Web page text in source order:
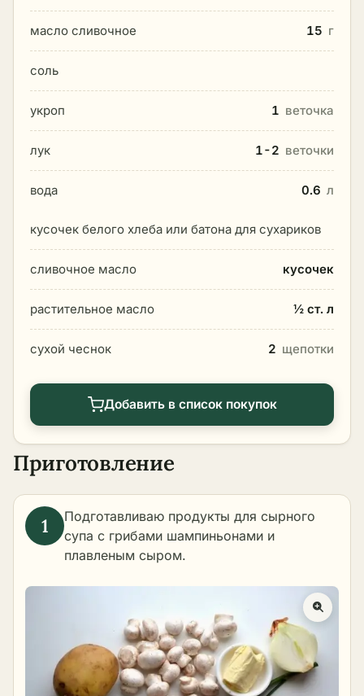
масло сливочное 15 г
соль
укроп 1 веточка
лук 1-2 веточки
вода 0.6 л
кусочек белого хлеба или батона для сухариков
сливочное масло кусочек
растительное масло ½ ст. л
сухой чеснок 2 щепотки
Добавить в список покупок
Приготовление
Подготавливаю продукты для сырного
супа с грибами шампиньонами и
плавленым сыром.